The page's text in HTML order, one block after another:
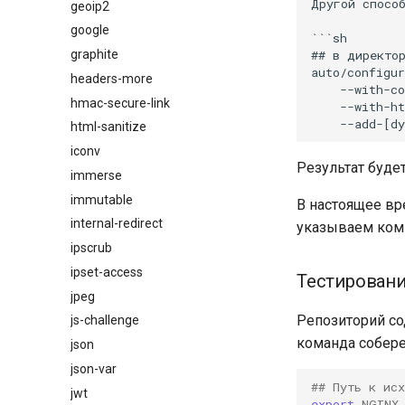
geoip2
google
graphite
headers-more
hmac-secure-link
html-sanitize
iconv
immerse
immutable
internal-redirect
ipscrub
ipset-access
jpeg
js-challenge
json
json-var
jwt
```sh
## в
auto/
--with-
--with-
Результат
В настоящее
указываем
Репозиторий
команда
## Путь к